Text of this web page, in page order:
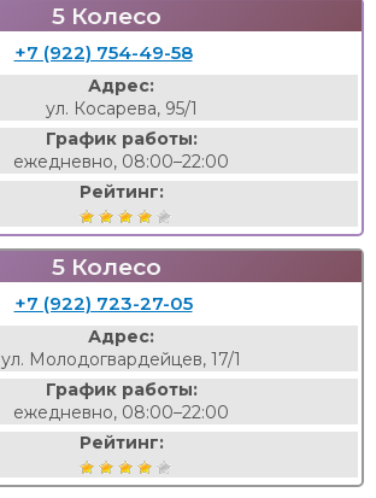
5 Колесо
+7 (922) 754-49-58
Адрес:
ул. Косарева, 95/1
График работы:
ежедневно, 08:00–22:00
Рейтинг:
5 Колесо
+7 (922) 723-27-05
Адрес:
ул. Молодогвардейцев, 17/1
График работы:
ежедневно, 08:00–22:00
Рейтинг: